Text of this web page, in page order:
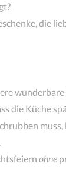
die
die Küche
ohne